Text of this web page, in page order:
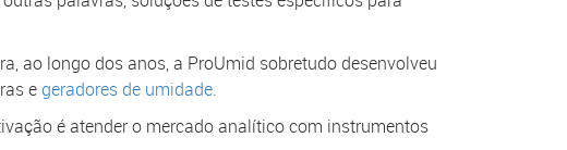
ao longo dos anos, a ProUmid sobretudo desenvolveu
e geradores de umidade.
é atender o mercado analítico com instrumentos